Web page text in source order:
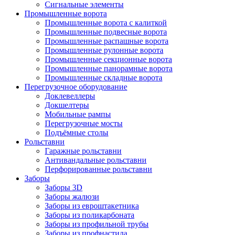
Сигнальные элементы
Промышленные ворота
Промышленные ворота с калиткой
Промышленные подвесные ворота
Промышленные распашные ворота
Промышленные рулонные ворота
Промышленные секционные ворота
Промышленные панорамные ворота
Промышленные складные ворота
Перегрузочное оборудование
Доклевеллеры
Докшелтеры
Мобильные рампы
Перегрузочные мосты
Подъёмные столы
Рольставни
Гаражные рольставни
Антивандальные рольставни
Перфорированные рольставни
Заборы
Заборы 3D
Заборы жалюзи
Заборы из евроштакетника
Заборы из поликарбоната
Заборы из профильной трубы
Заборы из профнастила